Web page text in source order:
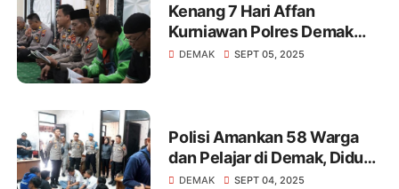
Kenang 7 Hari Affan
Kurniawan Polres Demak
dan Komunitas Ojol Gelar
DEMAK SEPT 05, 2025
Polisi Amankan 58 Warga
dan Pelajar di Demak, Diduga
Terprovokasi Medsos Akan
DEMAK SEPT 04, 2025